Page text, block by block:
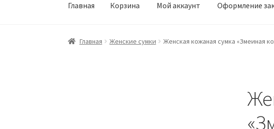
Главная Корзина Мой аккаунт Оформление
Главная Корзина Мой аккаунт
Главная Женские сумки Женская кожаная сумка «Змеиная